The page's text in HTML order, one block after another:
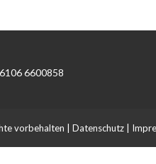
6600858
vorbehalten | Datenschutz|